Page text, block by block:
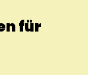
für